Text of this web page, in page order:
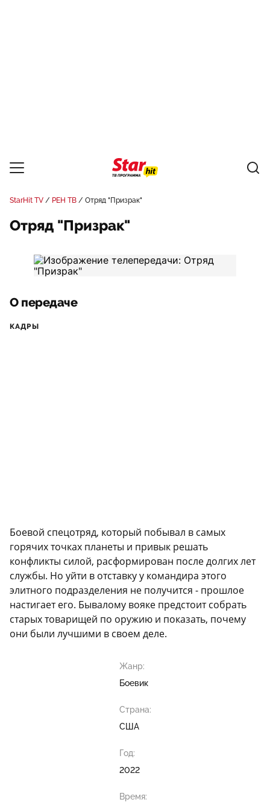
StarHit TV РЕН ТВ Отряд "Призрак"
Отряд "Призрак"
О передаче
КАДРЫ
Боевой спецотряд, который побывал в самых
горячих точках планеты и привык решать
конфликты силой, расформирован после долгих лет
службы. Но уйти в отставку у командира этого
элитного подразделения не получится - прошлое
настигает его. Бывалому вояке предстоит собрать
старых товарищей по оружию и показать, почему
они были лучшими в своем деле.
Жанр:
Боевик
Страна:
США
Год:
2022
Время: